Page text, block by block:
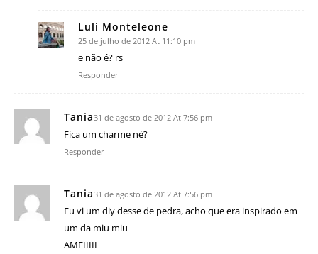
Luli Monteleone
25 de julho de 2012 At 11:10 pm
e não é? rs
Responder
Tania 31 de agosto de 2012 At 7:56 pm
Fica um charme né?
Responder
Tania 31 de agosto de 2012 At 7:56 pm
Eu vi um diy desse de pedra, acho que era inspirado em
um da miu miu
AMEIIIII